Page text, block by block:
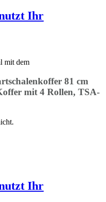
Ihr
mit dem
81 cm
mit 4 Rollen, TSA-
Ihr